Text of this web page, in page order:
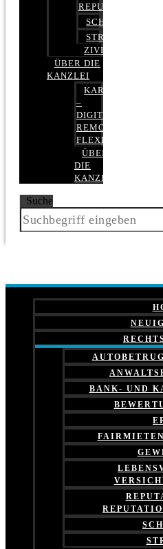
SCHUFARECHT
STRAFRECHT
ZIVILRECHT
ÜBER DIE
KANZLEI
KARRIERE
–
DIGITAL,
REMOTE,
FLEXIBEL
ÜBER
DIE
KANZLEI
Suche
BANK- UND